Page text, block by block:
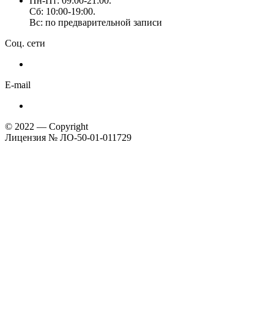
Сб: 10:00-19:00.
Вс: по предварительной записи
Соц. сети
E-mail
© 2022 — Copyright
Лицензия № ЛО-50-01-011729